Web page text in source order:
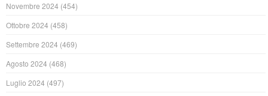
Novembre 2024 (454)
Ottobre 2024 (458)
Settembre 2024 (469)
Agosto 2024 (468)
Luglio 2024 (497)